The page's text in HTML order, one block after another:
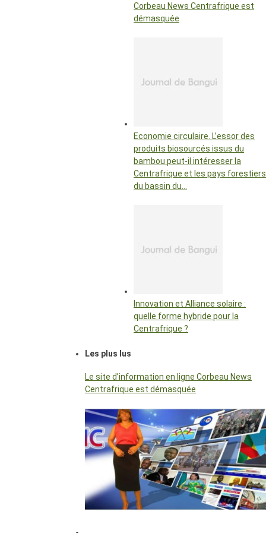
Corbeau News Centrafrique est
démasquée
Economie circulaire. L’essor des
produits biosourcés issus du
bambou peut-il intéresser la
Centrafrique et les pays forestiers
du bassin du…
Innovation et Alliance solaire :
quelle forme hybride pour la
Centrafrique ?
Les plus lus
Le site d’information en ligne Corbeau News
Centrafrique est démasquée